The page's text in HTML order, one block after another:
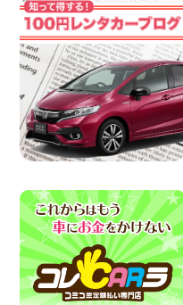
お盆も休
旭南本宿町
お引越し
坂出川津店
【カーシ
空き有り
ン 軽トラ
町田根岸店